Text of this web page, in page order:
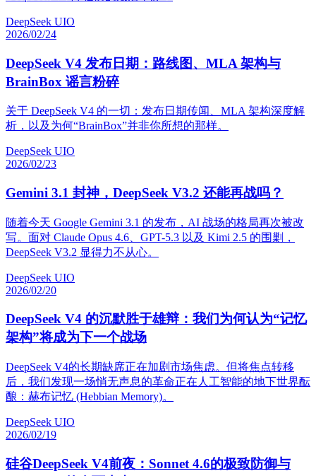
DeepSeek UIO
2026/02/24
DeepSeek V4 发布日期：路线图、MLA 架构与
BrainBox 谣言粉碎
关于 DeepSeek V4 的一切：发布日期传闻、MLA 架构深度解
析，以及为何“BrainBox”并非你所想的那样。
DeepSeek UIO
2026/02/23
Gemini 3.1 封神，DeepSeek V3.2 还能再战吗？
随着今天 Google Gemini 3.1 的发布，AI 战场的格局再次被改
写。面对 Claude Opus 4.6、GPT-5.3 以及 Kimi 2.5 的围剿，
DeepSeek V3.2 显得力不从心。
DeepSeek UIO
2026/02/20
DeepSeek V4 的沉默胜于雄辩：我们为何认为“记忆
架构”将成为下一个战场
DeepSeek V4的长期缺席正在加剧市场焦虑。但将焦点转移
后，我们发现一场悄无声息的革命正在人工智能的地下世界酝
酿：赫布记忆 (Hebbian Memory)。
DeepSeek UIO
2026/02/19
硅谷DeepSeek V4前夜：Sonnet 4.6的极致防御与